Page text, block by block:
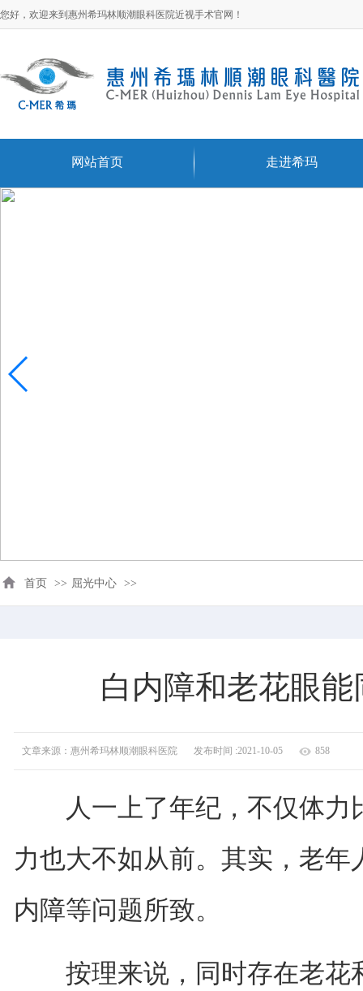
您好，欢迎来到惠州希玛林顺潮眼科医院近视手术官网！
网站首页 走进希玛
首页 >> 屈光中心 >>
白内障和老花眼
文章来源：惠州希玛林顺潮眼科医院 发布时间 :2021-10-05 858
人一上了年纪，不仅体力
力也大不如从前。其实，老
内障等问题所致。
按理来说，同时存在老花